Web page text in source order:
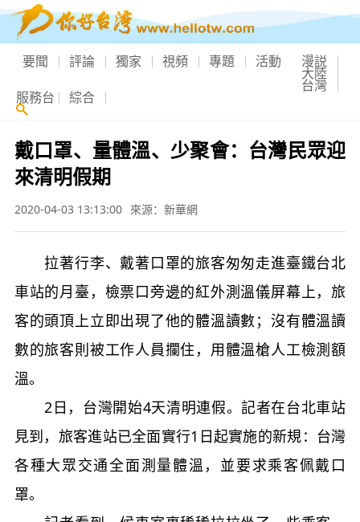
要聞 評論 獨家 視頻 專題 活動 漫説
大陸
台灣
服務台 綜合
戴口罩、量體溫、少聚會：台灣民眾迎
來清明假期
2020-04-03 13:13:00 來源：新華網
拉著行李、戴著口罩的旅客匆匆走進臺鐵台北
車站的月臺，檢票口旁邊的紅外測溫儀屏幕上，旅
客的頭頂上立即出現了他的體溫讀數；沒有體溫讀
數的旅客則被工作人員攔住，用體溫槍人工檢測額
溫。
2日，台灣開始4天清明連假。記者在台北車站
見到，旅客進站已全面實行1日起實施的新規：台灣
各種大眾交通全面測量體溫，並要求乘客佩戴口
罩。